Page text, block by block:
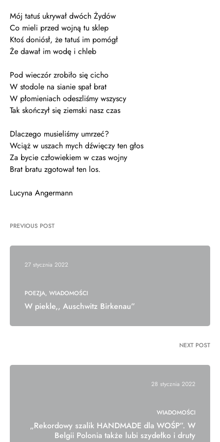
Mój tatuś ukrywał dwóch Żydów
Co mieli przed wojną tu sklep
Ktoś doniósł, że tatuś im pomógł
Że dawał im wodę i chleb
Pod wieczór zrobiło się cicho
W stodole na sianie spał brat
W płomieniach odeszliśmy wszyscy
Tak skończył się ziemski nasz czas
Dlaczego musieliśmy umrzeć?
Wciąż w uszach mych dźwięczy ten głos
Za bycie człowiekiem w czas wojny
Brat bratu zgotował ten los.
Lucyna Angermann
PREVIOUS POST
27 stycznia 2022
POEZJA WIADOMOŚCI
W piekle,, Auschwitz Birkenau”
NEXT POST
28 stycznia 2022
WIADOMOŚCI
„Rekordowy szalik HANDMADE dla WOŚP”. W
Belgii Polonia także lubi szydełko i druty